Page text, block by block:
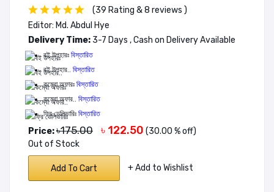
(39 Rating & 8 reviews )
Editor: Md. Abdul Hye
Delivery Time: 3-7 Days , Cash on Delivery Available
বই উপহারঃ বিস্তারিত
বই উপহার.. বিস্তারিত
কম্বো অফারঃ বিস্তারিত
কম্বো অফার.. বিস্তারিত
ফ্রি ডেলিভারিঃ বিস্তারিত
Price:৳175.00 ৳ 122.50 (30.00 % off)
Out of Stock
Add To Cart + Add to Wishlist